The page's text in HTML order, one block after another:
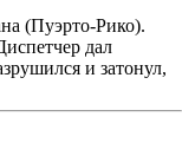
(Пуэрто-Рико).
дал
и затонул,